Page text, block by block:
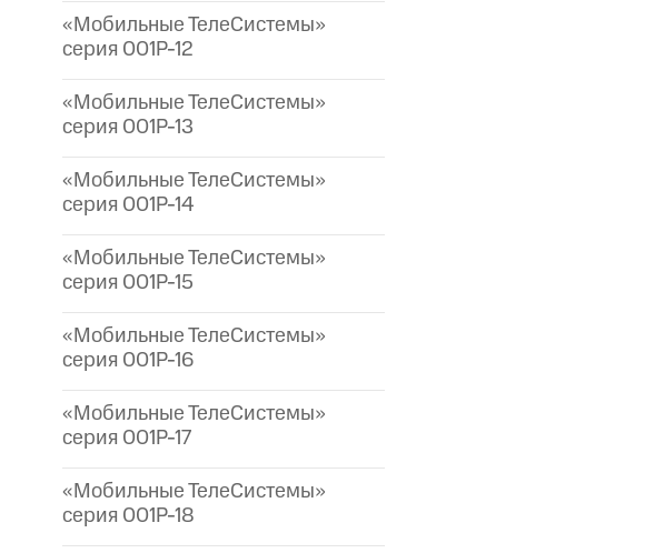
«Мобильные ТелеСистемы»
серия 001P-12
«Мобильные ТелеСистемы»
серия 001P-13
«Мобильные ТелеСистемы»
серия 001P-14
«Мобильные ТелеСистемы»
серия 001P-15
«Мобильные ТелеСистемы»
серия 001P-16
«Мобильные ТелеСистемы»
серия 001P-17
«Мобильные ТелеСистемы»
серия 001P-18